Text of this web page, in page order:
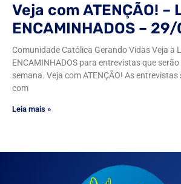
Veja com ATENÇÃO! –
ENCAMINHADOS –
Comunidade Católica Gerando Vidas Veja a
ENCAMINHADOS para entrevistas que
semana. Veja com ATENÇÃO! As
com
Leia mais »